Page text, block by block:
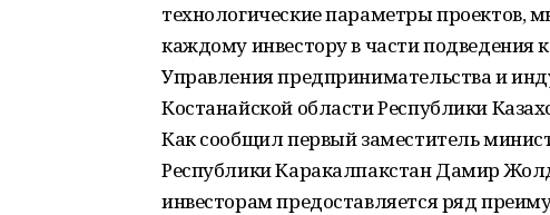
технологические параметры
каждому инвестору в части
Управления предпринимательства и
Костанайской области Республики
Как сообщил первый заместитель
Республики Каракалпакстан Дамир
инвесторам предоставляется ряд